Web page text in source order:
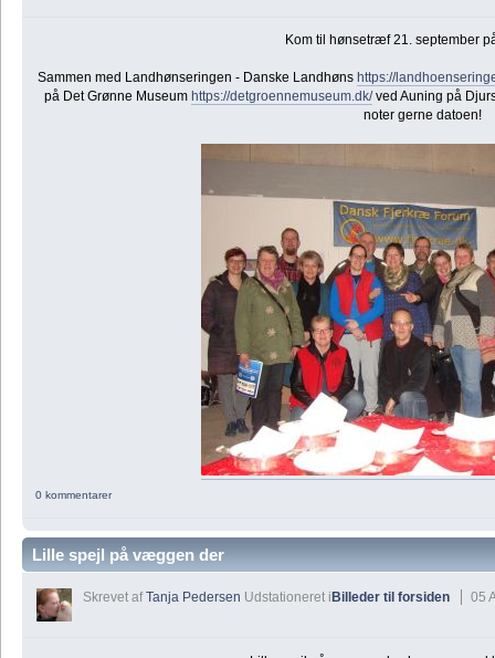
Kom til hønsetræf 21. september
Sammen med Landhønseringen - Danske Landhøns https://
på Det Grønne Museum https://detgroennemuseum.dk/ved Auning på
noter gerne datoen!
0 kommentarer
Lille spejl på væggen der
Skrevet afTanja Pedersen Udstationeret i Billeder til forsiden 05